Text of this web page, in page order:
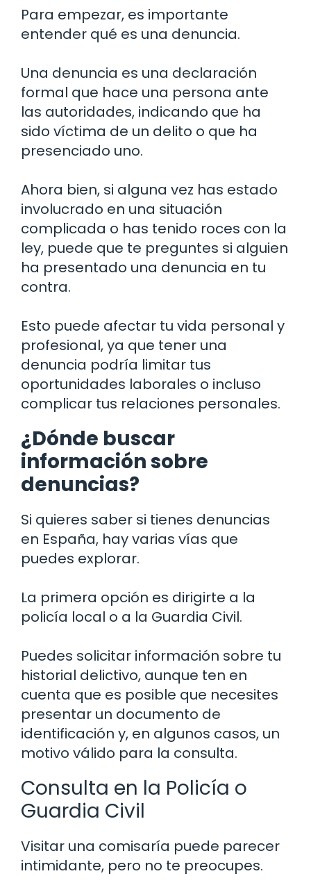
Para empezar, es importante
entender qué es una denuncia.
Una denuncia es una declaración
formal que hace una persona ante
las autoridades, indicando que ha
sido víctima de un delito o que ha
presenciado uno.
Ahora bien, si alguna vez has estado
involucrado en una situación
complicada o has tenido roces con la
ley, puede que te preguntes si alguien
ha presentado una denuncia en tu
contra.
Esto puede afectar tu vida personal y
profesional, ya que tener una
denuncia podría limitar tus
oportunidades laborales o incluso
complicar tus relaciones personales.
¿Dónde buscar
información sobre
denuncias?
Si quieres saber si tienes denuncias
en España, hay varias vías que
puedes explorar.
La primera opción es dirigirte a la
policía local o a la Guardia Civil.
Puedes solicitar información sobre tu
historial delictivo, aunque ten en
cuenta que es posible que necesites
presentar un documento de
identificación y, en algunos casos, un
motivo válido para la consulta.
Consulta en la Policía o
Guardia Civil
Visitar una comisaría puede parecer
intimidante, pero no te preocupes.